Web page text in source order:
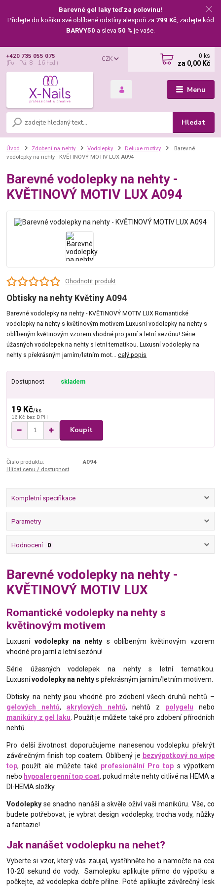
Barevné gel laky teď za polovinu!
Přidejte do košíku své oblíbené odstíny alespoň za 799 Kč, zadejte kód
BARVY50 a sleva 50 % je vaše.
Menu
CZK
Hledat
+420 735 055 075
(Po - Pá, 8 - 16 hod.)
0 ks
za 0,00 Kč
Úvod Zdobení na nehty Vodolepky Deluxe motivy
Barevné
vodolepky na nehty - KVĚTINOVÝ MOTIV LUX A094
Barevné vodolepky na nehty -
KVĚTINOVÝ MOTIV LUX A094
Ohodnotit produkt
Obtisky na nehty Květiny A094
Barevné vodolepky na nehty - KVĚTINOVÝ MOTIV LUX Romantické
vodolepky na nehty s květinovým motivem Luxusní vodolepky na nehty s
oblíbeným květinovým vzorem vhodné pro jarní a letní sezónu! Série
úžasných vodolepek na nehty s letní tematikou. Luxusní vodolepky na
nehty s překrásným jarním/letním mot...celý popis
Dostupnost skladem
19 Kč/ks
16 Kč bez DPH
Koupit
Číslo produktu:
A094
Hlídat cenu / dostupnost
Kompletní specifikace
Parametry
Hodnocení 0
Barevné vodolepky na nehty -
KVĚTINOVÝ MOTIV LUX
Romantické vodolepky na nehty s
květinovým motivem
Luxusní vodolepky na nehty s oblíbeným květinovým vzorem
vhodné pro jarní a letní sezónu!
Série úžasných vodolepek na nehty s letní tematikou.
Luxusnívodolepky na nehtys překrásným jarním/letním motivem.
Obtisky na nehty jsou vhodné pro zdobení všech druhů nehtů –
gelových nehtů, akrylových nehtů, nehtů z polygelu nebo
manikúry z gel laku . Použít je můžete také pro zdobení přírodních
nehtů.
Pro delší životnost doporučujeme nanesenou vodolepku překrýt
závěrečným finish top coatem. Oblíbený je bezvýpotkový no wipe
top, použít ale můžete také profesionální Pro top s výpotkem
nebo hypoalergenní top coat, pokud máte nehty citlivé na HEMA a
DI-HEMA složky.
Vodolepky se snadno nanáší a skvěle oživí vaši manikúru. Vše, co
budete potřebovat, je vybrat design vodolepky, trocha vody, nůžky
a fantazie!
Jak nanášet vodolepku na nehet?
Vyberte si vzor, který vás zaujal, vystřihněte ho a namočte na cca
10-20 sekund do vody. Samolepku aplikujte přímo do výpotku a
počkejte, až vodolepka dobře přilne. Poté aplikujte závěrečný lesk